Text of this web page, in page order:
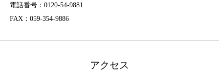
電話番号：0120-54-9881
FAX：059-354-9886
アクセス